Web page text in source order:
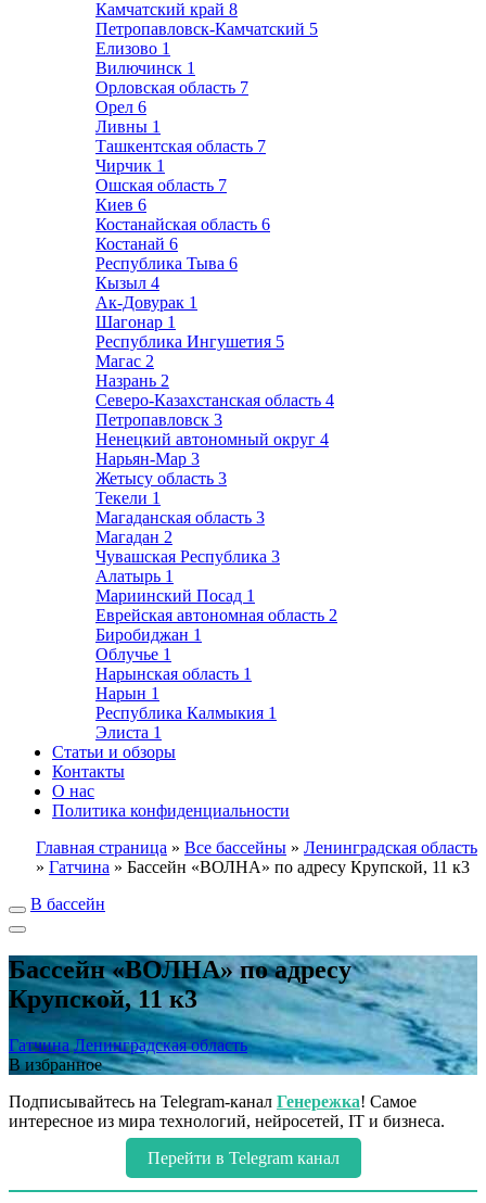
Камчатский край 8
Петропавловск-Камчатский 5
Елизово 1
Вилючинск 1
Орловская область 7
Орел 6
Ливны 1
Ташкентская область 7
Чирчик 1
Ошская область 7
Киев 6
Костанайская область 6
Костанай 6
Республика Тыва 6
Кызыл 4
Ак-Довурак 1
Шагонар 1
Республика Ингушетия 5
Магас 2
Назрань 2
Северо-Казахстанская область 4
Петропавловск 3
Ненецкий автономный округ 4
Нарьян-Мар 3
Жетысу область 3
Текели 1
Магаданская область 3
Магадан 2
Чувашская Республика 3
Алатырь 1
Мариинский Посад 1
Еврейская автономная область 2
Биробиджан 1
Облучье 1
Нарынская область 1
Нарын 1
Республика Калмыкия 1
Элиста 1
Статьи и обзоры
Контакты
О нас
Политика конфиденциальности
Главная страница » Все бассейны » Ленинградская область
» Гатчина » Бассейн «ВОЛНА» по адресу Крупской, 11 к3
В бассейн
Бассейн «ВОЛНА» по адресу
Крупской, 11 к3
Гатчина Ленинградская область
В избранное
Подписывайтесь на Telegram-канал Генережка! Самое
интересное из мира технологий, нейросетей, IT и бизнеса.
Перейти в Telegram канал